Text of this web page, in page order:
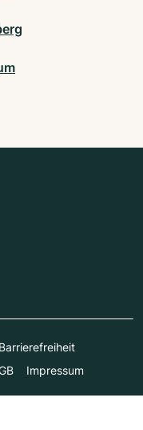
Barrierefreiheit
Impressum